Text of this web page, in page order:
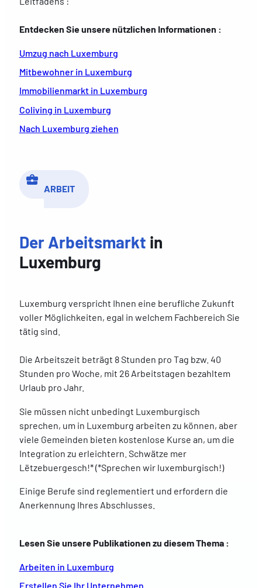
Entdecken Sie unsere nützlichen Informationen :
Umzug nach Luxemburg
Mitbewohner in Luxemburg
Immobilienmarkt in Luxemburg
Coliving in Luxemburg
Nach Luxemburg ziehen
ARBEIT
Der Arbeitsmarkt in
Luxemburg
Luxemburg verspricht Ihnen eine berufliche Zukunft
voller Möglichkeiten, egal in welchem Fachbereich Sie
tätig sind.
Die Arbeitszeit beträgt 8 Stunden pro Tag bzw. 40
Stunden pro Woche, mit 26 Arbeitstagen bezahltem
Urlaub pro Jahr.
Sie müssen nicht unbedingt Luxemburgisch
sprechen, um in Luxemburg arbeiten zu können, aber
viele Gemeinden bieten kostenlose Kurse an, um die
Integration zu erleichtern. Schwätze mer
Lëtzebuergesch!* (*Sprechen wir luxemburgisch!)
Einige Berufe sind reglementiert und erfordern die
Anerkennung Ihres Abschlusses.
Lesen Sie unsere Publikationen zu diesem Thema :
Arbeiten in Luxemburg
Erstellen Sie Ihr Unternehmen